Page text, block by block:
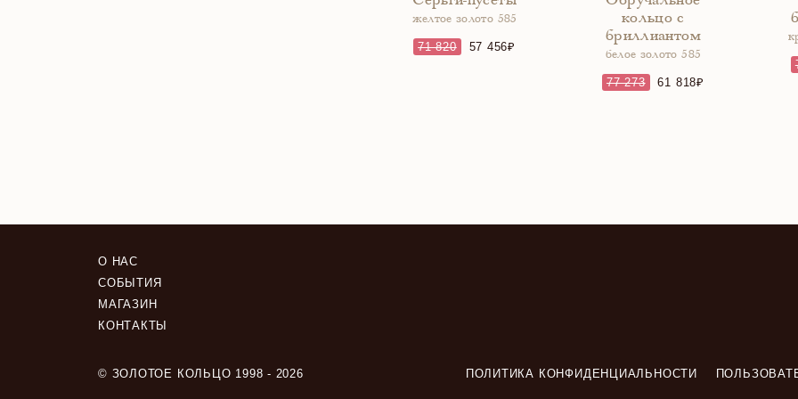
желтое золото 585
71 820 57 456
кольцо с
бриллиантом
белое золото 585
77 273 61 818
О НАС
СОБЫТИЯ
МАГАЗИН
КОНТАКТЫ
© ЗОЛОТОЕ КОЛЬЦО 1998 - 2026 ПОЛИТИКА КОНФИДЕНЦИАЛЬНОСТИ